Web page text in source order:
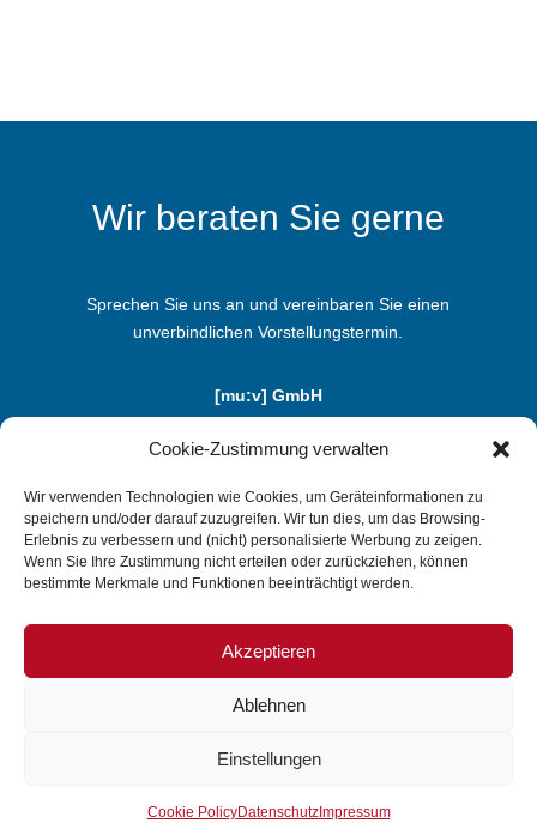
Cookie-Zustimmung verwalten
Wir verwenden Technologien wie Cookies, um Geräteinformationen zu
speichern und/oder darauf zuzugreifen. Wir tun dies, um das Browsing-
Erlebnis zu verbessern und (nicht) personalisierte Werbung zu zeigen.
Wenn Sie Ihre Zustimmung nicht erteilen oder zurückziehen, können
bestimmte Merkmale und Funktionen beeinträchtigt werden.
Akzeptieren
Ablehnen
Einstellungen
Cookie PolicyDatenschutzImpressum
Wir beraten Sie gerne
Sprechen Sie uns an und vereinbaren Sie einen
unverbindlichen Vorstellungstermin.
[mu:v] GmbH
Benzstraße 5b | D-85551 Kirchheim
Telefon: +49 (0) 89-1 24 74 20 - 0
info@mu-v.de
TESTEN SIE UNS
Copyright © [mu:v] GmbH |